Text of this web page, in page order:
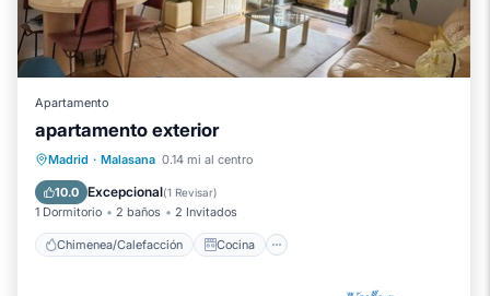
Apartamento
apartamento exterior
Madrid · Malasana 0.14 mi al centro
10.0 Excepcional(1 Revisar)
1 Dormitorio 2 baños 2 Invitados
Chimenea/Calefacción Cocina
Chimenea/Calefacción
Internet
Accesible en silla de ruedas